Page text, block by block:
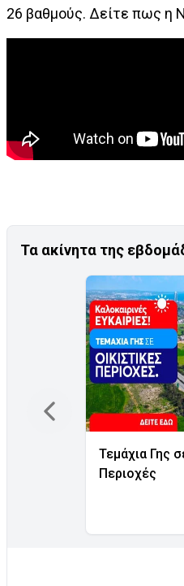
26 βαθμούς. Δείτε πως η
Τα ακίνητα της
Τεμάχια Γης
Περιοχές